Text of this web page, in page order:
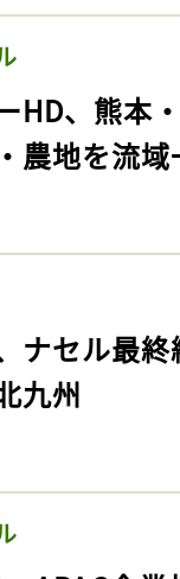
HD、熊本
農地を流
ナセル最
九州